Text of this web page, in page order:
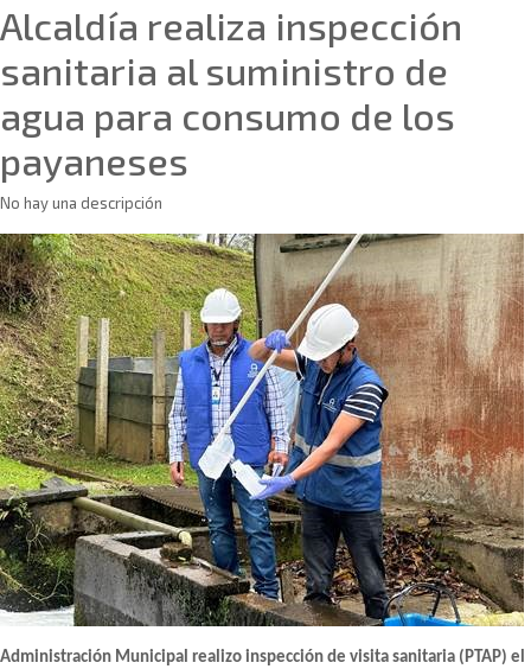
Alcaldía realiza inspección
sanitaria al suministro de
agua para consumo de los
payaneses
No hay una descripción
​Administración Municipal realizo inspección de visita sanitaria (PTAP) el